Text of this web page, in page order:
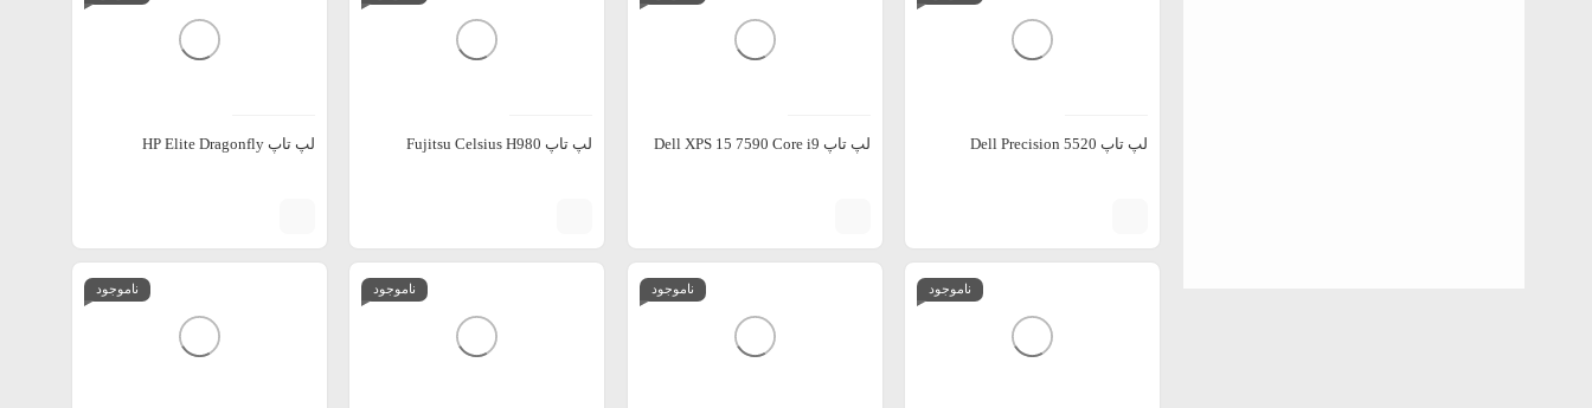
لپ تاپ Dell Precision 5520 لپ تاپ Dell XPS 15 7590 Core i9 لپ تاپ Fujitsu Celsius H980 لپ تاپ HP Elite Dragonfly
ناموجود ناموجود ناموجود ناموجود